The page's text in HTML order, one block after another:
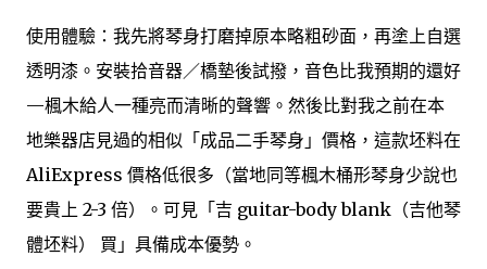
使用體驗：我先將琴身打磨掉原本略粗砂面，再塗上自選
透明漆。安裝拾音器／橋墊後試撥，音色比我預期的還好
—楓木給人一種亮而清晰的聲響。然後比對我之前在本
地樂器店見過的相似「成品二手琴身」價格，這款坯料在
AliExpress 價格低很多（當地同等楓木桶形琴身少說也
要貴上 2-3 倍）。可見「吉 guitar-body blank（吉他琴
體坯料） 買」具備成本優勢。